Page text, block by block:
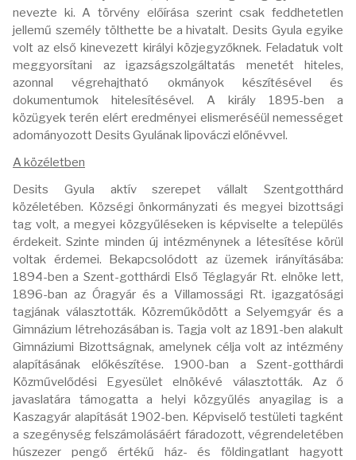
nevezte ki. A törvény előírása szerint csak feddhetetlen
jellemű személy tölthette be a hivatalt. Desits Gyula egyike
volt az első kinevezett királyi közjegyzőknek. Feladatuk volt
meggyorsítani az igazságszolgáltatás menetét hiteles,
azonnal végrehajtható okmányok készítésével és
dokumentumok hitelesítésével. A király 1895-ben a
közügyek terén elért eredményei elismeréséül nemességet
adományozott Desits Gyulának lipováczi előnévvel.
A közéletben
Desits Gyula aktív szerepet vállalt Szentgotthárd
közéletében. Községi önkormányzati és megyei bizottsági
tag volt, a megyei közgyűléseken is képviselte a település
érdekeit. Szinte minden új intézménynek a létesítése körül
voltak érdemei. Bekapcsolódott az üzemek irányításába:
1894-ben a Szent-gotthárdi Első Téglagyár Rt. elnöke lett,
1896-ban az Óragyár és a Villamossági Rt. igazgatósági
tagjának választották. Közreműködött a Selyemgyár és a
Gimnázium létrehozásában is. Tagja volt az 1891-ben alakult
Gimnáziumi Bizottságnak, amelynek célja volt az intézmény
alapításának előkészítése. 1900-ban a Szent-gotthárdi
Közművelődési Egyesület elnökévé választották. Az ő
javaslatára támogatta a helyi közgyűlés anyagilag is a
Kaszagyár alapítását 1902-ben. Képviselő testületi tagként
a szegénység felszámolásáért fáradozott, végrendeletében
húszezer pengő értékű ház- és földingatlant hagyott